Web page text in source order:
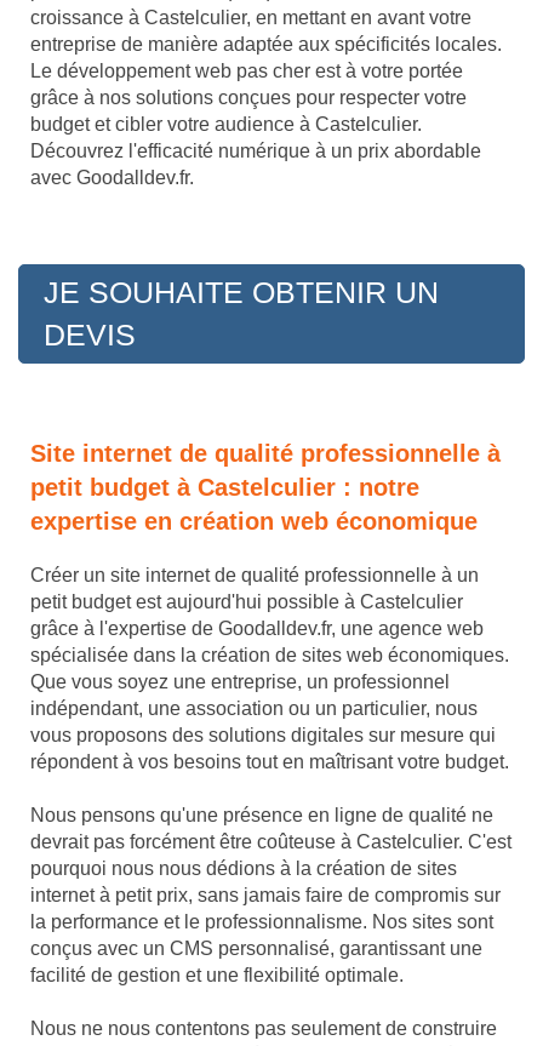
croissance à Castelculier, en mettant en avant votre
entreprise de manière adaptée aux spécificités locales.
Le développement web pas cher est à votre portée
grâce à nos solutions conçues pour respecter votre
budget et cibler votre audience à Castelculier.
Découvrez l'efficacité numérique à un prix abordable
avec Goodalldev.fr.
JE SOUHAITE OBTENIR UN
DEVIS
Site internet de qualité professionnelle à
petit budget à Castelculier : notre
expertise en création web économique
Créer un site internet de qualité professionnelle à un
petit budget est aujourd'hui possible à Castelculier
grâce à l'expertise de Goodalldev.fr, une agence web
spécialisée dans la création de sites web économiques.
Que vous soyez une entreprise, un professionnel
indépendant, une association ou un particulier, nous
vous proposons des solutions digitales sur mesure qui
répondent à vos besoins tout en maîtrisant votre budget.
Nous pensons qu'une présence en ligne de qualité ne
devrait pas forcément être coûteuse à Castelculier. C'est
pourquoi nous nous dédions à la création de sites
internet à petit prix, sans jamais faire de compromis sur
la performance et le professionnalisme. Nos sites sont
conçus avec un CMS personnalisé, garantissant une
facilité de gestion et une flexibilité optimale.
Nous ne nous contentons pas seulement de construire